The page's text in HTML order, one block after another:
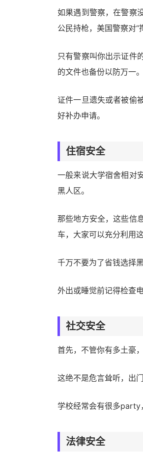
如果遇到警察，在警察
公民持枪，美国警察对“
只有警察叫你出示证件
的文件也备份以防万一。
证件一旦遗失或者被偷
好补办申请。
住宿安全
一般来说大学宿舍相对
黑人区。
那些地方安全，这些信
车，大家可以充分利用
千万不要为了省钱选择
外出或睡觉前记得检查
社交安全
首先，不管你有多土豪
这绝不是危言耸听，出
学校经常会有很多party
法律安全